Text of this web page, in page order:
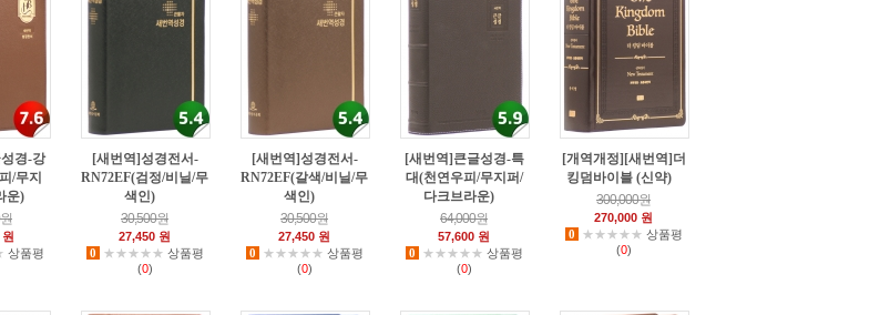
경-강
/무지
운)
상품평
[새번역]성경전서-
RN72EF(검정/비닐/무
색인)
30,500원
27,450 원
0
★★★★★ 상품평
(0)
[새번역]성경전서-
RN72EF(갈색/비닐/무
색인)
30,500원
27,450 원
0
★★★★★ 상품평
(0)
[새번역]큰글성경-특
대(천연우피/무지퍼/
다크브라운)
64,000원
57,600 원
0
★★★★★ 상품평
(0)
[개역개정][새번역]더
킹덤바이블 (신약)
300,000원
270,000 원
0
★★★★★ 상품평
(0)